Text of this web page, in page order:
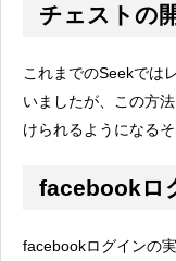
チェストの
これまでのSeekでは
いましたが、この方
けられるようになるそ
facebookロ
facebookログインの